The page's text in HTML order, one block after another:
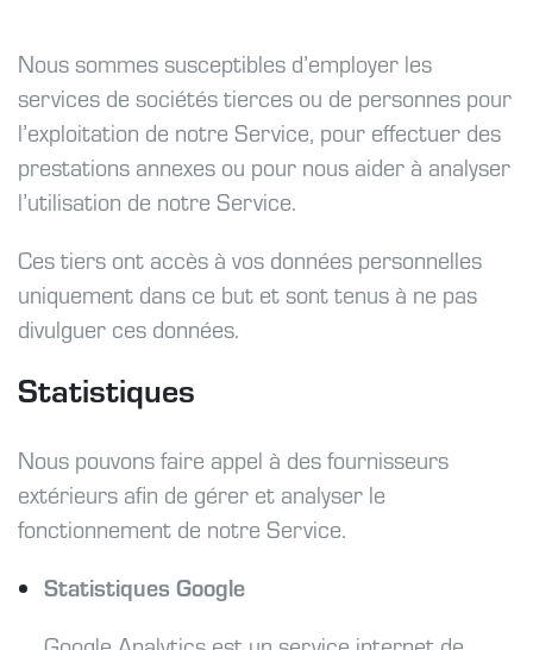
Nous sommes susceptibles d’employer les
services de sociétés tierces ou de personnes pour
l’exploitation de notre Service, pour effectuer des
prestations annexes ou pour nous aider à analyser
l’utilisation de notre Service.
Ces tiers ont accès à vos données personnelles
uniquement dans ce but et sont tenus à ne pas
divulguer ces données.
Statistiques
Nous pouvons faire appel à des fournisseurs
extérieurs afin de gérer et analyser le
fonctionnement de notre Service.
Statistiques Google